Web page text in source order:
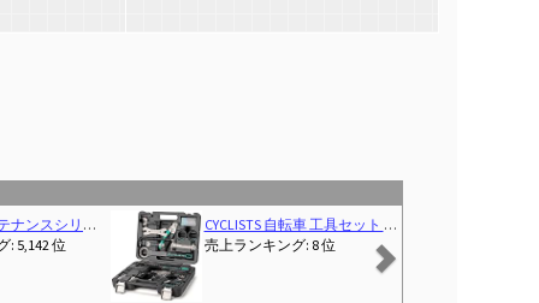
00:00)
イクトラブルシューティング
(2006-03-10T00:00:01Z)
: 5,142 位
CYCLISTS 自転車 工具セット シマノ対応 26点 プロ ロードバイク、クロスバイク、ママチャリなど用 トルクレンチ パンク修理キット ツールボックス付き（CT-K02）
売上ランキング: 8 位
Next